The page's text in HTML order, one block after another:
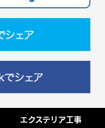
エクステリア工事